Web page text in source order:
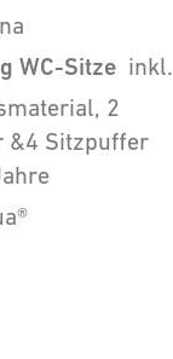
WC-Sitze inkl.
2
&4 Sitzpuffer